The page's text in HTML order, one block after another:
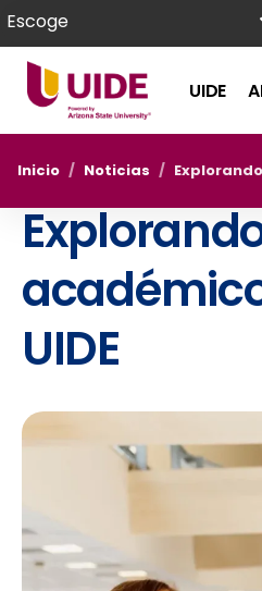
Escoge
UIDE
Inicio / Noticias /
UIDE